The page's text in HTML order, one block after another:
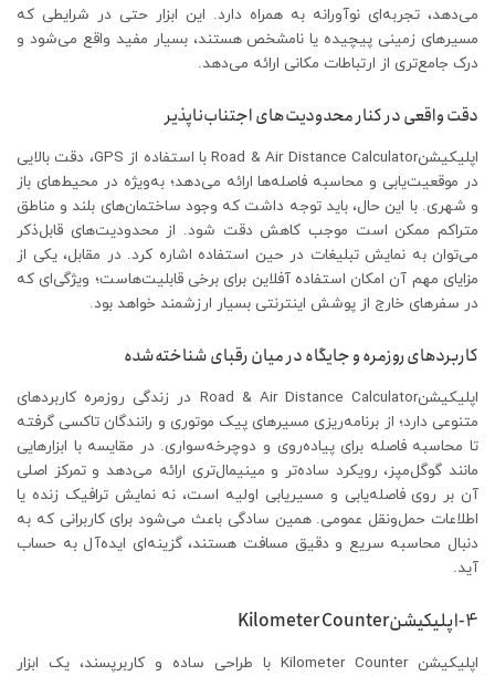
می‌دهد، تجربه‌ای نوآورانه به همراه دارد. این ابزار حتی در شرایطی که
مسیرهای زمینی پیچیده یا نامشخص هستند، بسیار مفید واقع می‌شود و
درک جامع‌تری از ارتباطات مکانی ارائه می‌دهد.
دقت واقعی در کنار محدودیت‌های اجتناب‌ناپذیر
اپلیکیشنRoad & Air Distance Calculator با استفاده از GPS، دقت بالایی
در موقعیت‌یابی و محاسبه فاصله‌ها ارائه می‌دهد؛ به‌ویژه در محیط‌های باز
و شهری. با این حال، باید توجه داشت که وجود ساختمان‌های بلند و مناطق
متراکم ممکن است موجب کاهش دقت شود. از محدودیت‌های قابل‌ذکر
می‌توان به نمایش تبلیغات در حین استفاده اشاره کرد. در مقابل، یکی از
مزایای مهم آن امکان استفاده آفلاین برای برخی قابلیت‌هاست؛ ویژگی‌ای که
در سفرهای خارج از پوشش اینترنتی بسیار ارزشمند خواهد بود.
کاربردهای روزمره و جایگاه در میان رقبای شناخته‌شده
اپلیکیشنRoad & Air Distance Calculator در زندگی روزمره کاربردهای
متنوعی دارد؛ از برنامه‌ریزی مسیرهای پیک موتوری و رانندگان تاکسی گرفته
تا محاسبه فاصله برای پیاده‌روی و دوچرخه‌سواری. در مقایسه با ابزارهایی
مانند گوگل‌مپز، رویکرد ساده‌تر و مینیمال‌تری ارائه می‌دهد و تمرکز اصلی
آن بر روی فاصله‌یابی و مسیریابی اولیه است، نه نمایش ترافیک زنده یا
اطلاعات حمل‌ونقل عمومی. همین سادگی باعث می‌شود برای کاربرانی که به
دنبال محاسبه سریع و دقیق مسافت هستند، گزینه‌ای ایده‌آل به حساب
آید.
4-اپلیکیشنKilometer Counter
اپلیکیشن Kilometer Counter با طراحی ساده و کاربرپسند، یک ابزار